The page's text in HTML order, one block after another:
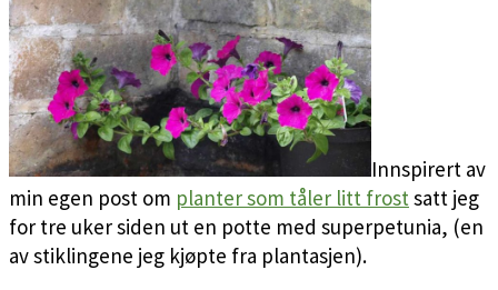
Innspirert av
min egen post om planter som tåler litt frostsatt jeg
for tre uker siden ut en potte med superpetunia, (en
av stiklingene jeg kjøpte fra plantasjen).